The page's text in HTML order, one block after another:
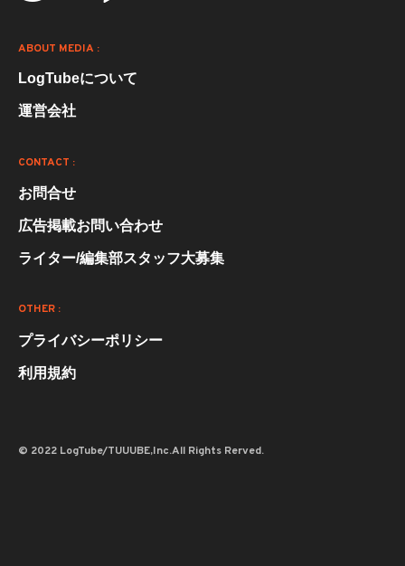
ABOUT MEDIA :
LogTubeについて
運営会社
CONTACT :
お問合せ
広告掲載お問い合わせ
ライター/編集部スタッフ大募集
OTHER :
プライバシーポリシー
利用規約
© 2022 LogTube/TUUUBE,Inc.All Rights Rerved.